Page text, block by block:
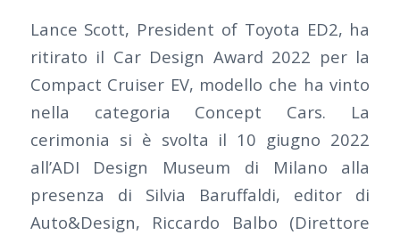
Lance Scott, President of Toyota ED2, ha
ritirato il Car Design Award 2022 per la
Compact Cruiser EV, modello che ha vinto
nella categoria Concept Cars. La
cerimonia si è svolta il 10 giugno 2022
all’ADI Design Museum di Milano alla
presenza di Silvia Baruffaldi, editor di
Auto&Design, Riccardo Balbo (Direttore